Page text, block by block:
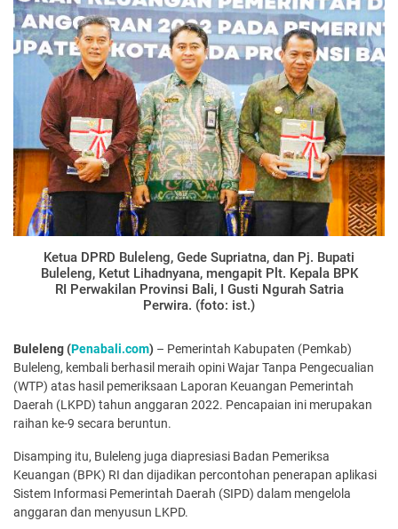
Ketua DPRD Buleleng, Gede Supriatna, dan Pj. Bupati
Buleleng, Ketut Lihadnyana, mengapit Plt. Kepala BPK
RI Perwakilan Provinsi Bali, I Gusti Ngurah Satria
Perwira. (foto: ist.)
Buleleng (Penabali.com) – Pemerintah Kabupaten (Pemkab)
Buleleng, kembali berhasil meraih opini Wajar Tanpa Pengecualian
(WTP) atas hasil pemeriksaan Laporan Keuangan Pemerintah
Daerah (LKPD) tahun anggaran 2022. Pencapaian ini merupakan
raihan ke-9 secara beruntun.
Disamping itu, Buleleng juga diapresiasi Badan Pemeriksa
Keuangan (BPK) RI dan dijadikan percontohan penerapan aplikasi
Sistem Informasi Pemerintah Daerah (SIPD) dalam mengelola
anggaran dan menyusun LKPD.